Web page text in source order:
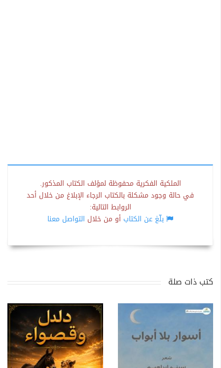
الملكية الفكرية محفوظة لمؤلف الكتاب المذكور.
في حالة وجود مشكلة بالكتاب الرجاء الإبلاغ من خلال أحد
الروابط التالية:
بلّغ عن الكتاب أو من خلال التواصل معنا
كتب ذات صلة